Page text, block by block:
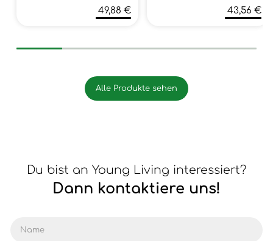
49,88 € 43,56 €
Alle Produkte sehen
Du bist an Young Living interessiert?
Dann kontaktiere uns!